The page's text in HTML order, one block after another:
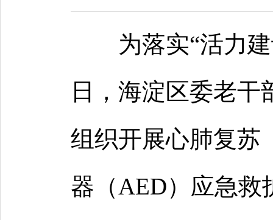
为落实“活力
日，海淀区委老
组织开展心肺复苏
器（AED）应急救